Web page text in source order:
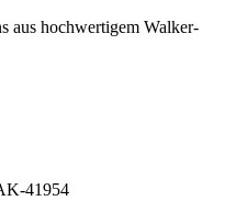
aus hochwertigem Walker-
41954